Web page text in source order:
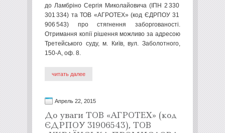
до Ламбріно Сергія Миколайовича (ІПН 2 330
301 334) та ТОВ «АГРОТЕХ» (код ЄДРПОУ 31
906 543) про стягнення заборгованості.
Отримання копії рішення можливо за адресою
Третейського суду, м. Київ, вул. Заболотного,
150-А, оф. 8.
читать далее
Апрель 22, 2015
До уваги ТОВ «АГРОТЕХ» (код
ЄДРПОУ 31906543), ТОВ